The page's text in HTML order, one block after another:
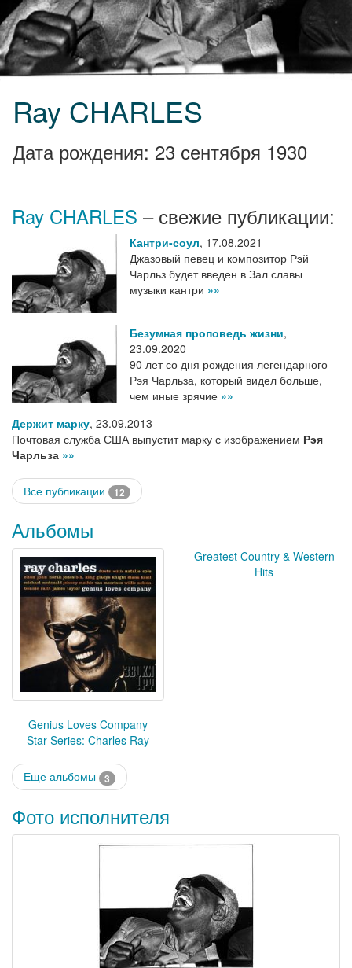
Ray CHARLES
Дата рождения: 23 сентября 1930
Ray CHARLES – свежие публикации:
Кантри-соул, 17.08.2021
Джазовый певец и композитор Рэй
Чарльз будет введен в Зал славы
музыки кантри »»
Безумная проповедь жизни,
23.09.2020
90 лет со дня рождения легендарного
Рэя Чарльза, который видел больше,
чем иные зрячие »»
Держит марку, 23.09.2013
Почтовая служба США выпустит марку с изображением Рэя
Чарльза »»
Все публикации 12
Альбомы
Genius Loves Company
Greatest Country & Western
Hits
Star Series: Charles Ray
Еще альбомы 3
Фото исполнителя